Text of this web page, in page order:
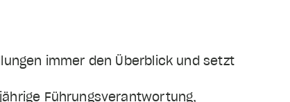
immer den Überblick und setzt
Führungsverantwortung,